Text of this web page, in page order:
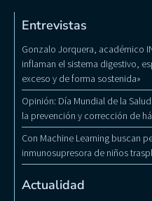
Entrevistas
Gonzalo Jorquera, académico
inflaman el sistema digestivo,
exceso y de forma sostenida»
Opinión: Día Mundial de la
la prevención y corrección de
Con Machine Learning buscan
inmunosupresora de niños
Actualidad